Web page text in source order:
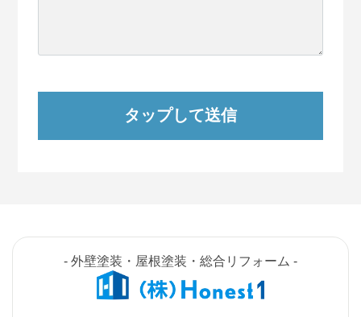
- 外壁塗装・屋根塗装・総合リフォーム -